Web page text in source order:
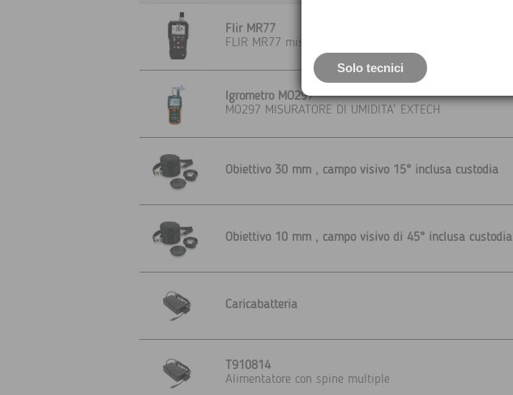
Flir MR77
FLIR MR77 misuratore di umidità senza puntale
Igrometro MO297
MO297 MISURATORE DI UMIDITA' EXTECH
Obiettivo 30 mm , campo visivo 15° inclusa custodia
Obiettivo 10 mm , campo visivo di 45° inclusa custodia
Caricabatteria
T910814
Alimentatore con spine multiple
Solo tecnici